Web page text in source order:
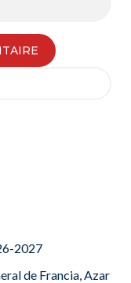
2027
de Francia, Azar